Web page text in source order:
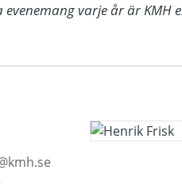
varje år är KMH